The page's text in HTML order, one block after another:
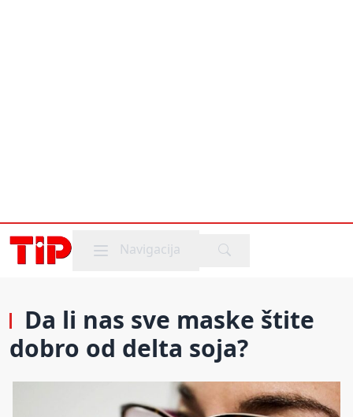
Mobile menu
Navigacija
Da li nas sve maske štite
dobro od delta soja?